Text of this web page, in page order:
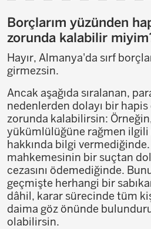
Borçlarım yüzünden
zorunda kalabilir
Hayır, Almanya'da sırf
girmezsin.
Ancak aşağıda sıralanan,
nedenlerden dolayı bir hapis
zorunda kalabilirsin:
yükümlülüğüne rağmen ilgili
hakkında bilgi
mahkemesinin bir suçtan
cezasını ödemediğinde.
geçmişte herhangi bir
dâhil, karar sürecinde tüm
daima göz önünde
olabilirsin.